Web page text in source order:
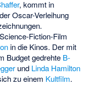
, kommt in
Oscar-Verleihung
Fiction-Film
in die Kinos. Der mit
Budget gedrehte B-
und Linda Hamilton
zu einem Kultfilm.